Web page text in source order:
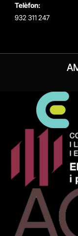
Telèfon:
932 311 247